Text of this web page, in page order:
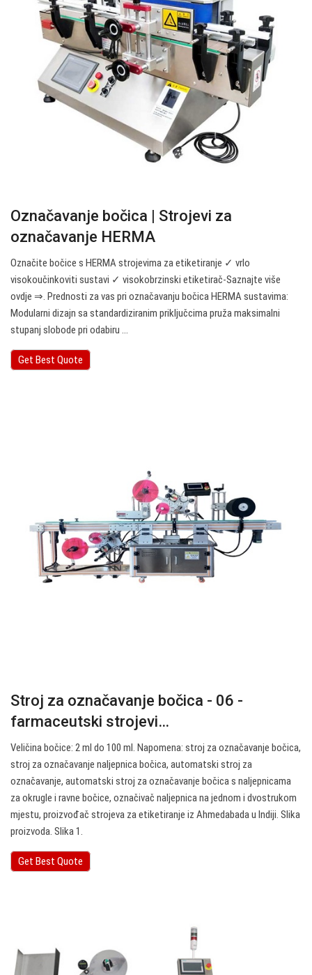
Označavanje bočica | Strojevi za
označavanje HERMA
Označite bočice s HERMA strojevima za etiketiranje ✓ vrlo
visokoučinkoviti sustavi ✓ visokobrzinski etiketirač-Saznajte više
ovdje ⇒. Prednosti za vas pri označavanju bočica HERMA sustavima:
Modularni dizajn sa standardiziranim priključcima pruža maksimalni
stupanj slobode pri odabiru ...
Get Best Quote
Stroj za označavanje bočica - 06 -
farmaceutski strojevi…
Veličina bočice: 2 ml do 100 ml. Napomena: stroj za označavanje bočica,
stroj za označavanje naljepnica bočica, automatski stroj za
označavanje, automatski stroj za označavanje bočica s naljepnicama
za okrugle i ravne bočice, označivač naljepnica na jednom i dvostrukom
mjestu, proizvođač strojeva za etiketiranje iz Ahmedabada u Indiji. Slika
proizvoda. Slika 1.
Get Best Quote